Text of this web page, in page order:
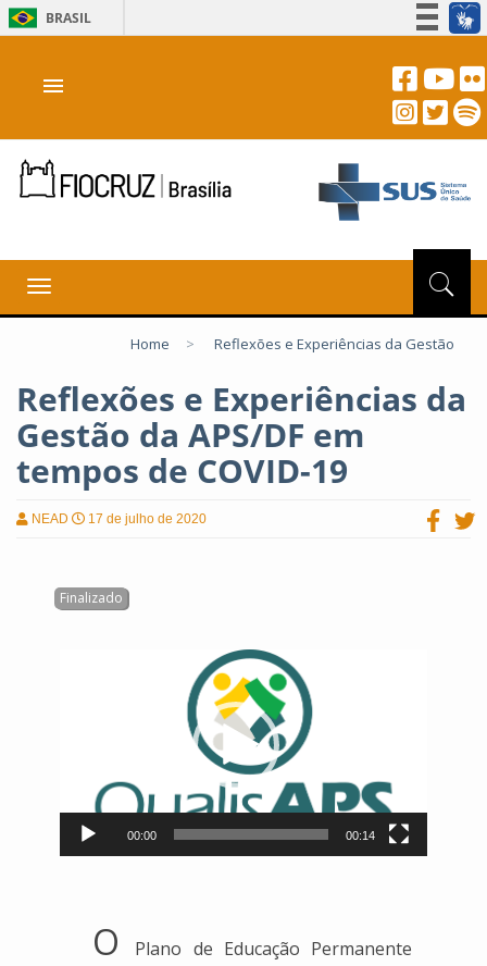
BRASIL
Acesso à informação
Canais
menu
Toggle
navigation
Home > Reflexões e Experiências da Gestão
Reflexões e Experiências da
Gestão da APS/DF em
tempos de COVID-19
NEAD 17 de julho de 2020
00:00 00:14
O
Plano de Educação Permanente